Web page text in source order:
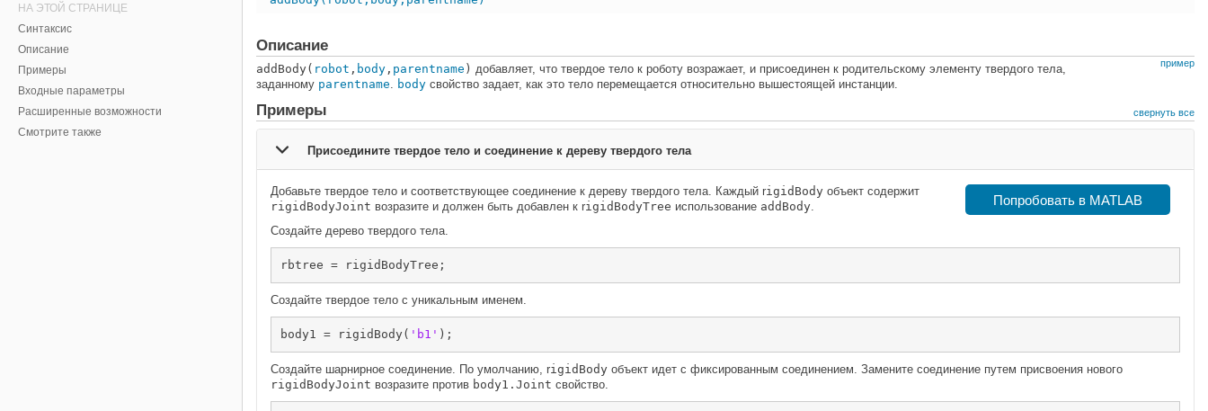
НА ЭТОЙ СТРАНИЦЕ
Синтаксис
Описание
Примеры
Входные параметры
Расширенные возможности
Смотрите также
Описание
пример
addBody( robot , body , parentname ) добавляет, что твердое тело к роботу возражает, и присоединен к родительскому элементу твердого тела,
заданному parentname. body свойство задает, как это тело перемещается относительно вышестоящей инстанции.
Примеры свернуть все
Присоедините твердое тело и соединение к дереву твердого тела
Попробовать в MATLAB
Добавьте твердое тело и соответствующее соединение к дереву твердого тела. Каждый rigidBody объект содержит
rigidBodyJoint возразите и должен быть добавлен к rigidBodyTree использование addBody.
Создайте дерево твердого тела.
rbtree = rigidBodyTree;
Создайте твердое тело с уникальным именем.
body1 = rigidBody( 'b1' );
Создайте шарнирное соединение. По умолчанию, rigidBody объект идет с фиксированным соединением. Замените соединение путем присвоения нового
rigidBodyJoint возразите против body1.Joint свойство.